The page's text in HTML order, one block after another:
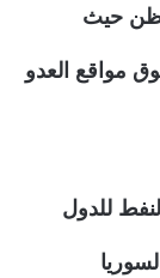
حيث
فوق مواقع العدو
للدول